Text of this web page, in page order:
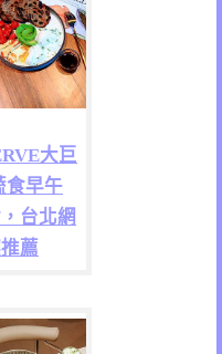
大巨
食早午
台北網
薦